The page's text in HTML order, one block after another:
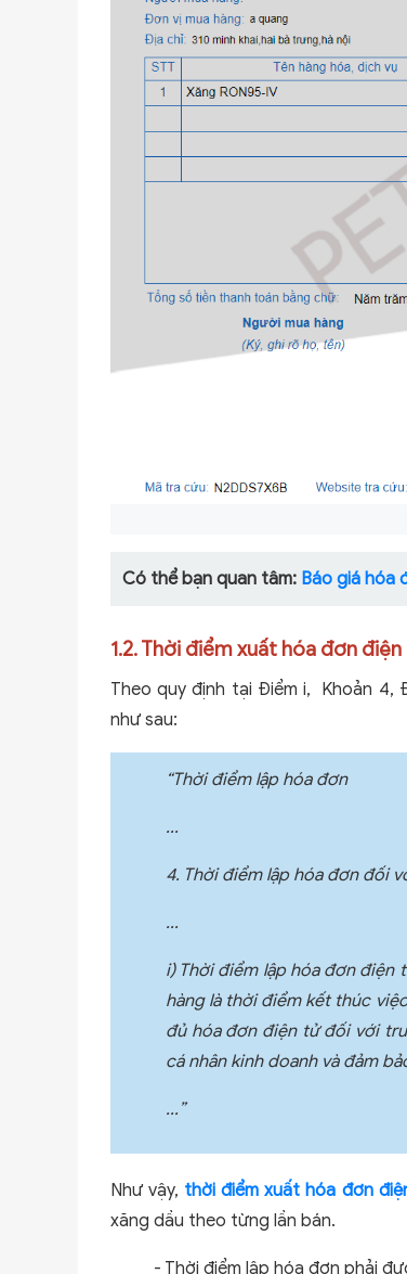
Có thể bạn quan tâm: Báo giá hóa
1.2. Thời điểm xuất hóa đơn
Theo quy định tại Điểm i, Khoản 4,
như sau:
“Thời điểm lập hóa đơn
...
4. Thời điểm lập hóa đơn đối
...
i) Thời điểm lập hóa đơn điện
hàng là thời điểm kết thúc
đủ hóa đơn điện tử đối với
cá nhân kinh doanh và đảm
...”
Như vậy, thời điểm xuất hóa đơn
xăng dầu theo từng lần bán.
- Thời điểm lập hóa đơn phải